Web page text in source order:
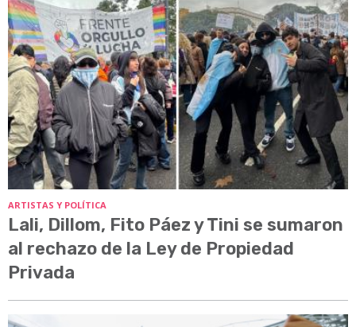
ARTISTAS Y POLÍTICA
Lali, Dillom, Fito Páez y Tini se sumaron
al rechazo de la Ley de Propiedad
Privada